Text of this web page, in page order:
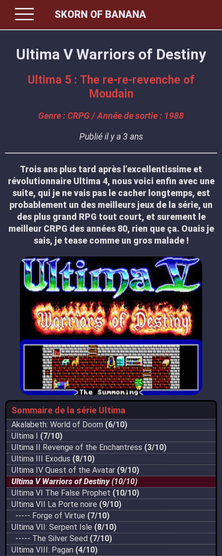
menu SKORN OF BANANA
Ultima V Warriors of Destiny
Ultima 5 : The re-re-revenche of
Moudain
Genre : CRPG / Année de sortie : 1988
Publié il y a 3 ans
Trois ans plus tard après l’excellentissime et
révolutionnaire Ultima 4, nous voici enfin avec une
suite, qui je ne vais pas le cacher longtemps, est
probablement un des meilleurs jeux de la série, un
des plus grand RPG tout court, et surement le
meilleur CRPG des années 80, rien que ça. Ouais je
sais, je tease comme un gros malade !
Sommaire de la série Ultima
Akalabeth: World of Doom (6/10)
Ultima I (7/10)
Ultima II Revenge of the Enchantress (3/10)
Ultima III Exodus (8/10)
Ultima IV Quest of the Avatar (9/10)
Ultima V Warriors of Destiny(10/10)
Ultima VI The False Prophet (10/10)
Ultima VII La Porte noire (9/10)
----- Forge of Virtue (7/10)
Ultima VII: Serpent Isle (8/10)
----- The Silver Seed (7/10)
Ultima VIII: Pagan (4/10)